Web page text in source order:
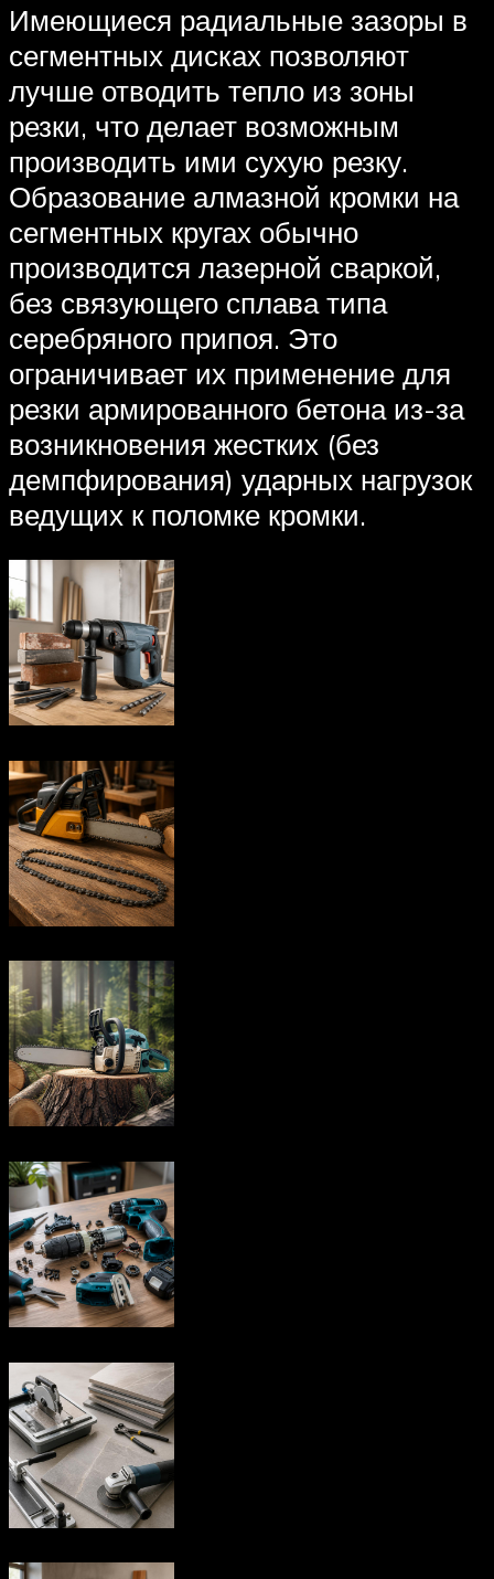
Имеющиеся радиальные зазоры в
сегментных дисках позволяют
лучше отводить тепло из зоны
резки, что делает возможным
производить ими сухую резку.
Образование алмазной кромки на
сегментных кругах обычно
производится лазерной сваркой,
без связующего сплава типа
серебряного припоя. Это
ограничивает их применение для
резки армированного бетона из-за
возникновения жестких (без
демпфирования) ударных нагрузок
ведущих к поломке кромки.